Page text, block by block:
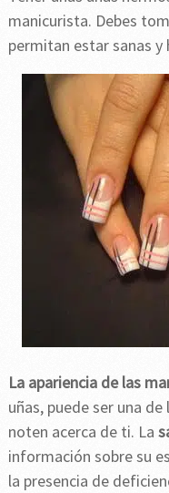
manicurista. Debes
permitan estar sanas y
La apariencia de las
uñas, puede ser una
noten acerca de ti. La
información sobre su
la presencia de